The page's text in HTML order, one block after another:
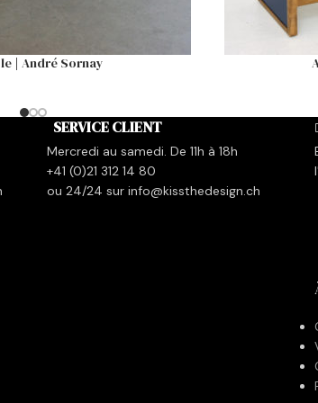
| André Sornay
SERVICE CLIENT
Mercredi au samedi. De 11h à 18h
+41 (0)21 312 14 80
ou 24/24 sur info@kissthedesign.ch